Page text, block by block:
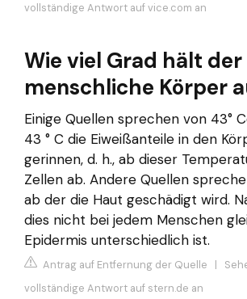
vollständige Antwort auf vice.com an
Wie viel Grad hält der
menschliche Körper
Einige Quellen sprechen von 43°
43 ° C die Eiweißanteile in den
gerinnen, d. h., ab dieser
Zellen ab. Andere Quellen
ab der die Haut geschädigt wird.
dies nicht bei jedem Menschen
Epidermis unterschiedlich ist.
Antrag auf Entfernung der Quelle |
vollständige Antwort auf stern.de an